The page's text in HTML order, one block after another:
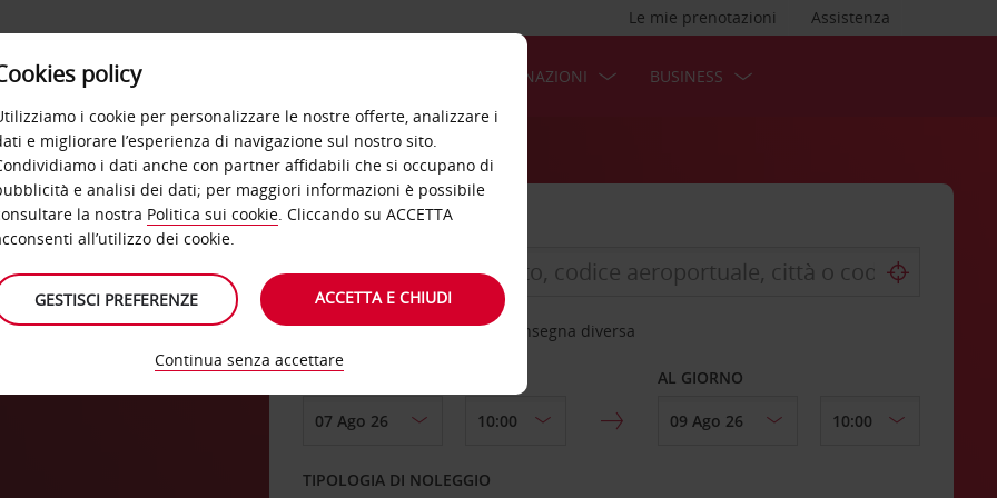
Assistenza
Le mie prenotazioni
OFFERTE DESTINAZIONI BUSINESS
Scegli una località di riconsegna diversa
DAL GIORNO AL GIORNO
TIPOLOGIA DI NOLEGGIO
policy
i cookie per personalizzare le nostre offerte, analizzare i
e migliorare l’esperienza di navigazione sul nostro sito.
i dati anche con partner affidabili che si occupano di
e analisi dei dati; per maggiori informazioni è possibile
la nostra Politica sui cookie. Cliccando su ACCETTA
all’utilizzo dei cookie.
GESTISCI PREFERENZE ACCETTA E CHIUDI
Continua senza accettare